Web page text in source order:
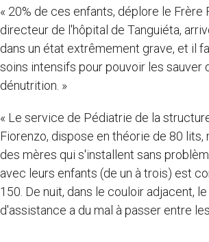
« 20% de ces enfants, déplore le Frère
directeur de l'hôpital de Tanguiéta,
dans un état extrêmement grave, et il
soins intensifs pour pouvoir les sauver
dénutrition. »
« Le service de Pédiatrie de la
Fiorenzo, dispose en théorie de 80 lits,
des mères qui s'installent sans
avec leurs enfants (de un à trois) est
150. De nuit, dans le couloir adjacent, le
d'assistance a du mal à passer entre